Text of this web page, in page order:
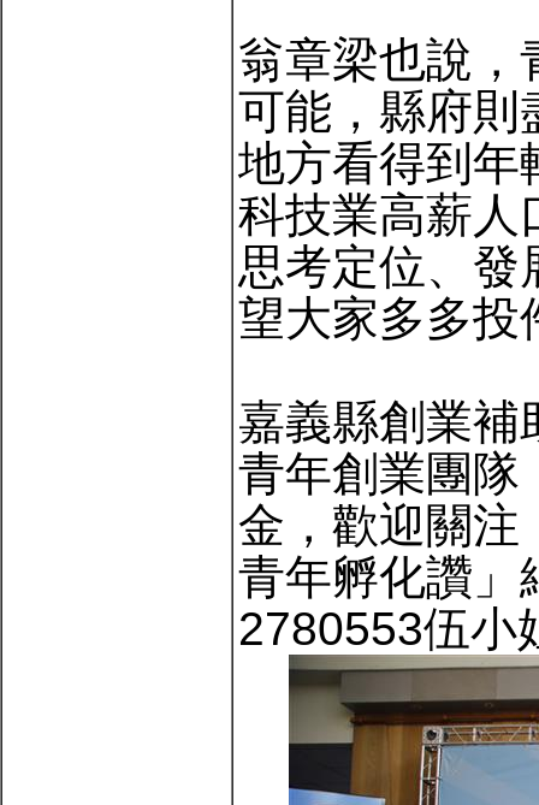
翁章梁也說，
可能，縣府則
地方看得到年
科技業高薪人
思考定位、發
望大家多多投
嘉義縣創業補
青年創業團隊
金，歡迎關注
青年孵化讚」
2780553伍小